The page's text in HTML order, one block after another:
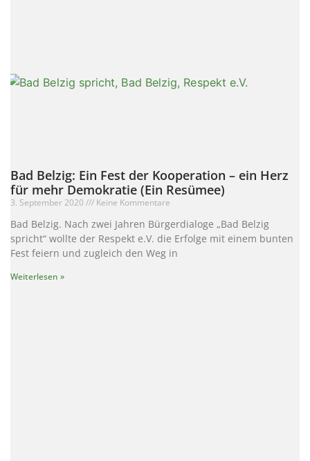
Bad Belzig: Ein Fest der Kooperation – ein Herz
für mehr Demokratie (Ein Resümee)
3. September 2020 Keine Kommentare
Bad Belzig. Nach zwei Jahren Bürgerdialoge „Bad Belzig
spricht“ wollte der Respekt e.V. die Erfolge mit einem bunten
Fest feiern und zugleich den Weg in
Weiterlesen »